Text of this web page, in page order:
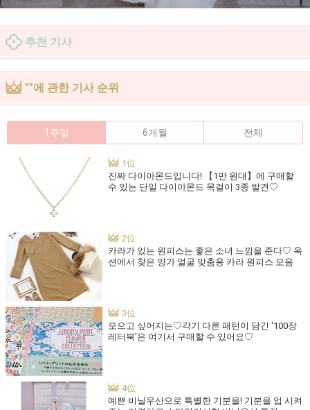
추천 기사
""에 관한 기사 순위
1주일 6개월 전체
진짜 다이아몬드입니다! 【1만 원대】에 구매할
수 있는 단일 다이아몬드 목걸이 3종 발견♡
카라가 있는 원피스는 좋은 소녀 느낌을 준다♡ 옥
션에서 찾은 양가 얼굴 맞춤용 카라 원피스 모음
모으고 싶어지는♡각기 다른 패턴이 담긴 '100장
레터북'은 여기서 구매할 수 있어요♡
예쁜 비닐우산으로 특별한 기분을! 기분을 업 시켜